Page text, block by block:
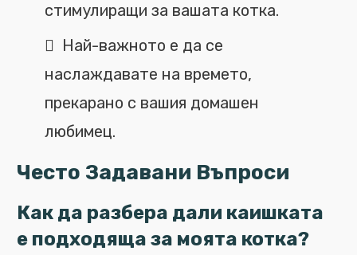
стимулиращи за вашата котка.
Най-важното е да се
наслаждавате на времето,
прекарано с вашия домашен
любимец.
Често Задавани Въпроси
Как да разбера дали каишката
е подходяща за моята котка?